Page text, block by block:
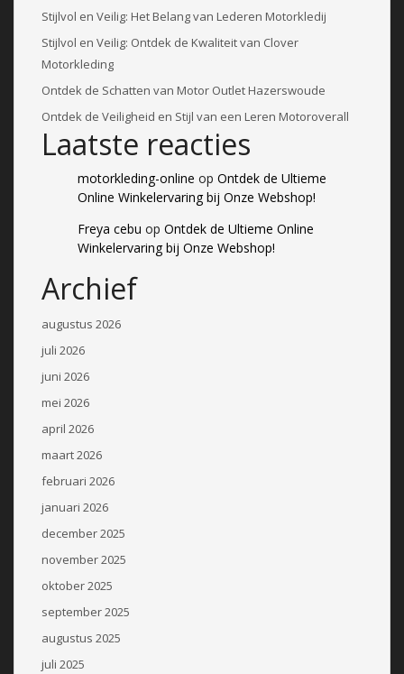
Stijlvol en Veilig: Het Belang van Lederen Motorkledij
Stijlvol en Veilig: Ontdek de Kwaliteit van Clover
Motorkleding
Ontdek de Schatten van Motor Outlet Hazerswoude
Ontdek de Veiligheid en Stijl van een Leren Motoroverall
Laatste reacties
motorkleding-online op Ontdek de Ultieme
Online Winkelervaring bij Onze Webshop!
Freya cebu op Ontdek de Ultieme Online
Winkelervaring bij Onze Webshop!
Archief
augustus 2026
juli 2026
juni 2026
mei 2026
april 2026
maart 2026
februari 2026
januari 2026
december 2025
november 2025
oktober 2025
september 2025
augustus 2025
juli 2025